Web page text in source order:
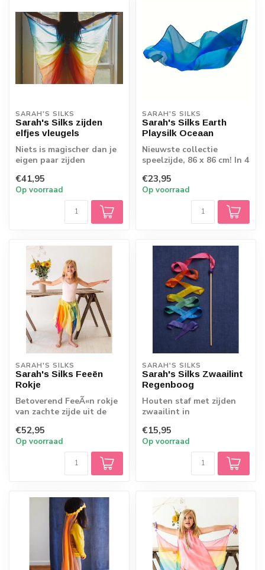
SARAH'S SILKS
Sarah's Silks zijden
elfjes vleugels
Niets is magischer dan je
eigen paar zijden
je zweven...
€41,95
Op voorraad
SARAH'S SILKS
Sarah's Silks Earth
Playsilk Oceaan
Nieuwste collectie
speelzijde, 86 x 86 cm! In 4
€23,95
Op voorraad
SARAH'S SILKS
Sarah's Silks Feeën
Rokje
Betoverend FeeÃ«n rokje
van zachte zijde uit de
Silks. Met...
€52,95
Op voorraad
SARAH'S SILKS
Sarah's Silks Zwaailint
Regenboog
Houten staf met zijden
zwaailint in
Sarah's Silks magische
sta...
€15,95
Op voorraad